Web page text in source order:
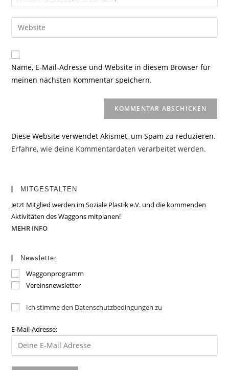
zum
Kommentieren
ein
deine
E-
Mail-
zum
Kommentieren
ein
Gib
deine
Website-
URL
Name, E-Mail-Adresse und Website in diesem Browser für
meinen nächsten Kommentar speichern.
Diese Website verwendet Akismet, um Spam zu reduzieren.
Erfahre, wie deine Kommentardaten verarbeitet werden.
MITGESTALTEN
Jetzt Mitglied werden im Soziale Plastik e.V. und die kommenden
Aktivitäten des Waggons mitplanen!
MEHR INFO
Newsletter
Waggonprogramm
Vereinsnewsletter
Ich stimme den Datenschutzbedingungen zu
E-Mail-Adresse: